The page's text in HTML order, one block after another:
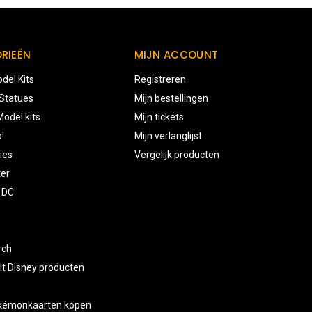
Kits
kits
Disney producten
kopen
MIJN ACCOUNT
Registreren
Mijn bestellingen
Mijn tickets
Mijn verlanglijst
Vergelijk producten